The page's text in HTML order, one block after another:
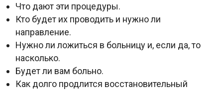
Что дают эти процедуры.
Кто будет их проводить и нужно ли
направление.
Нужно ли ложиться в больницу и, если да, то
насколько.
Будет ли вам больно.
Как долго продлится восстановительный